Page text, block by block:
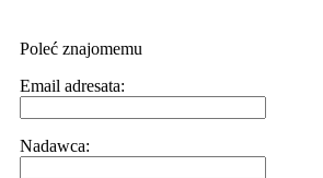
Poleć znajomemu
Email adresata:
Nadawca: